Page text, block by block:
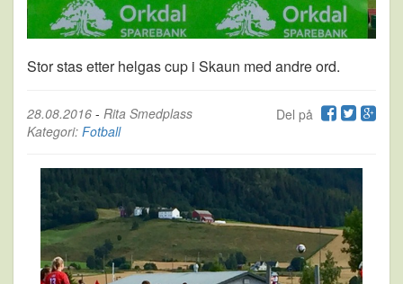
Stor stas etter helgas cup i Skaun med andre ord.
Del på
28.08.2016 - Rita Smedplass
Kategori: Fotball